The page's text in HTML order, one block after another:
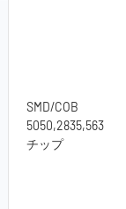
SMD/COB
チップ